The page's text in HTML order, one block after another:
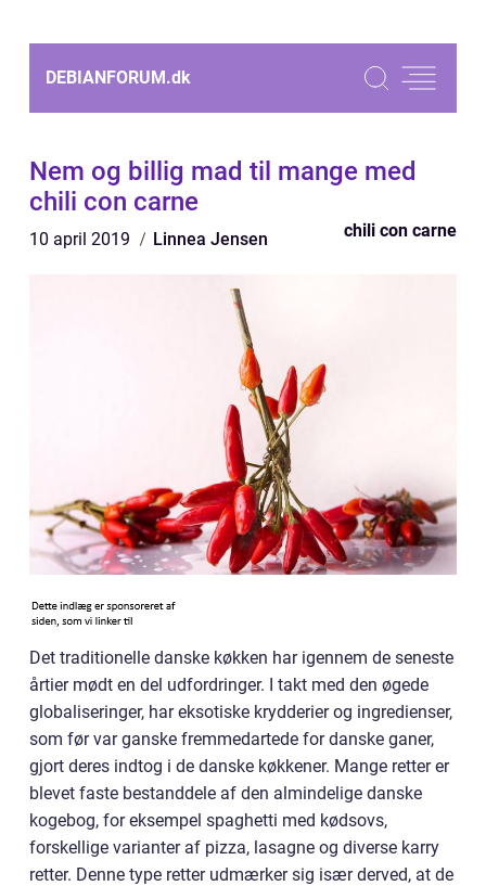
DEBIANFORUM.dk
Nem og billig mad til mange med
chili con carne
10 april 2019 Linnea Jensen chili con carne
Det traditionelle danske køkken har igennem de seneste
årtier mødt en del udfordringer. I takt med den øgede
globaliseringer, har eksotiske krydderier og ingredienser,
som før var ganske fremmedartede for danske ganer,
gjort deres indtog i de danske køkkener. Mange retter er
blevet faste bestanddele af den almindelige danske
kogebog, for eksempel spaghetti med kødsovs,
forskellige varianter af pizza, lasagne og diverse karry
retter. Denne type retter udmærker sig især derved, at de